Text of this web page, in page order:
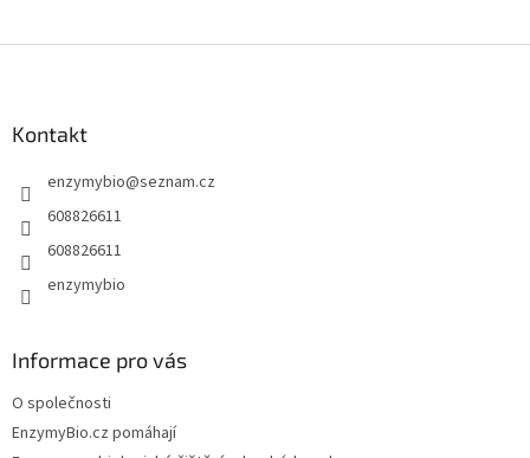
Kontakt
enzymybio@seznam.cz
608826611
608826611
enzymybio
Informace pro vás
O společnosti
EnzymyBio.cz pomáhají